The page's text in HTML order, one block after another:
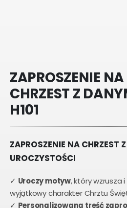
ZAPROSZENIE NA
CHRZEST Z
H101
ZAPROSZENIE NA CHRZEST
UROCZYSTOŚCI
✓ Uroczy motyw, który wzrusza
wyjątkowy charakter Chrztu
✓ Personalizowana treść